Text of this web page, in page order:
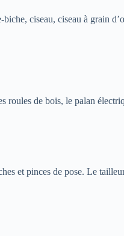
ciseau, ciseau à grain
roules de bois, le palan
et pinces de pose. Le